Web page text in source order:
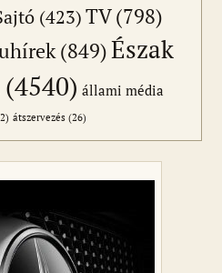
(423)TV(798)
(849)Észak
(4540) állami média
átszervezés (26)